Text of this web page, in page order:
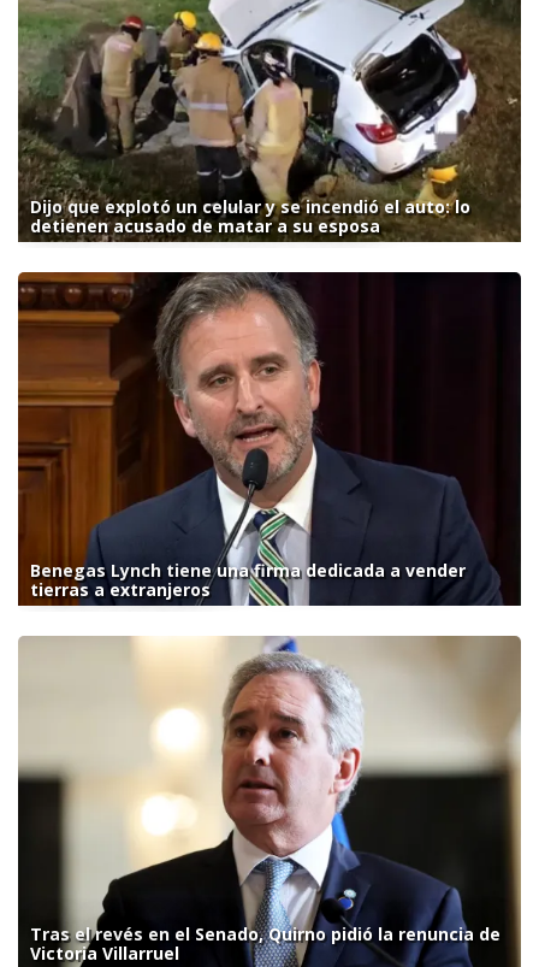
Dijo que explotó un celular y se incendió el auto: lo
detienen acusado de matar a su esposa
Benegas Lynch tiene una firma dedicada a vender
tierras a extranjeros
Tras el revés en el Senado, Quirno pidió la renuncia de
Victoria Villarruel